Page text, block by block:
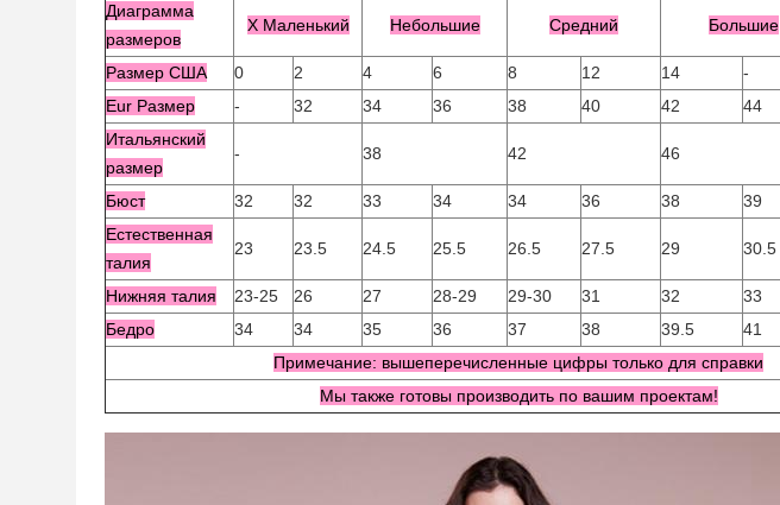
Диаграмма
размеров
X Маленький Небольшие Средний Большие
Размер США 0 2 4 6 8 12 14 -
Eur Размер
- 32 34 36 38 40 42 44
Итальянский
размер
- 38 42 46
Бюст 32 32 33 34 34 36 38 39
Естественная
талия
23 23.5 24.5 25.5 26.5 27.5 29 30.5
Нижняя талия 23-25 26 27 28-29 29-30 31 32 33
Бедро
34 34 35 36 37 38 39.5 41
Примечание: вышеперечисленные цифры только для справки
Мы также готовы производить по вашим проектам!